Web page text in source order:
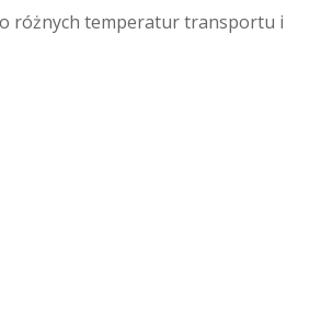
różnych temperatur transportu i